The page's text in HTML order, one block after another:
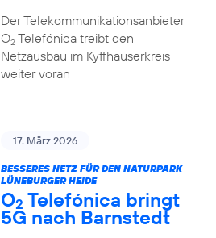
Der Telekommunikationsanbieter
O2Telefónica treibt den
Netzausbau im Kyffhäuserkreis
weiter voran
17. März 2026
BESSERES NETZ FÜR DEN NATURPARK
LÜNEBURGER HEIDE
O2 Telefónica bringt
5G nach Barnstedt